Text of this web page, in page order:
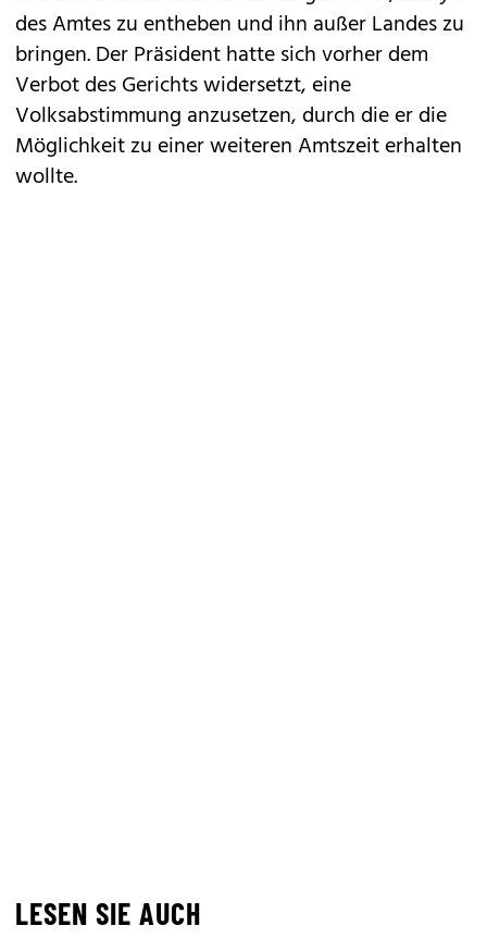
des Amtes zu entheben und ihn außer Landes zu
bringen. Der Präsident hatte sich vorher dem
Verbot des Gerichts widersetzt, eine
Volksabstimmung anzusetzen, durch die er die
Möglichkeit zu einer weiteren Amtszeit erhalten
wollte.
LESEN SIE AUCH